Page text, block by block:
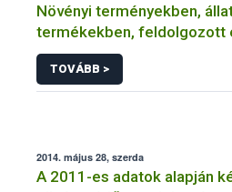
Növényi terményekben,
termékekben, feldolgozott
TOVÁBB >
2014. május 28, szerda
A 2011-es adatok alapján